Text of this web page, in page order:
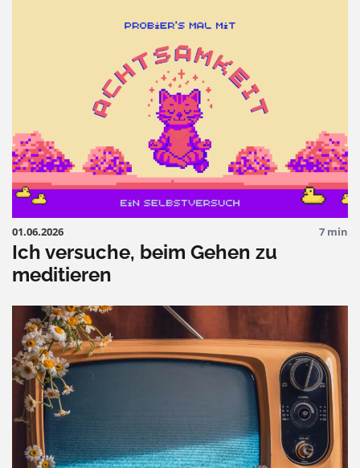
01.06.2026 7 min
Ich versuche, beim Gehen zu
meditieren